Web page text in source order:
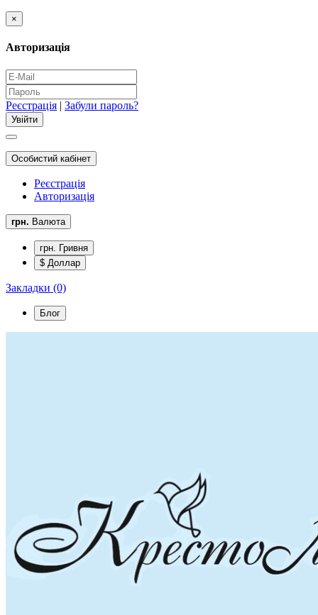
×
Авторизація
Реєстрація | Забули пароль?
Особистий кабінет
Реєстрація
Авторизація
грн. Валюта
грн. Гривня
$ Доллар
Закладки (0)
Блог